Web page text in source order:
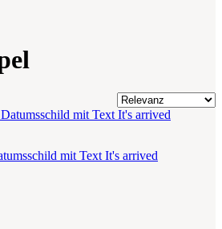
mit Text It's arrived